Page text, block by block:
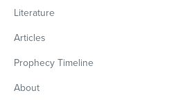
Literature
Articles
Prophecy Timeline
About